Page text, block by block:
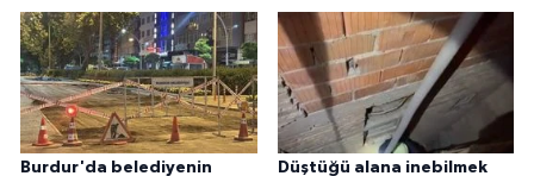
Burdur'da belediyenin
Düştüğü alana inebilmek